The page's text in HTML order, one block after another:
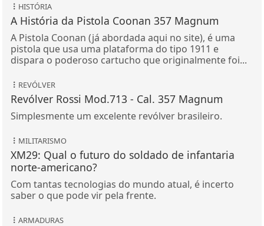
HISTÓRIA
A História da Pistola Coonan 357 Magnum
A Pistola Coonan (já abordada aqui no site), é uma
pistola que usa uma plataforma do tipo 1911 e
dispara o poderoso cartucho que originalmente foi...
REVÓLVER
Revólver Rossi Mod.713 - Cal. 357 Magnum
Simplesmente um excelente revólver brasileiro.
MILITARISMO
XM29: Qual o futuro do soldado de infantaria
norte-americano?
Com tantas tecnologias do mundo atual, é incerto
saber o que pode vir pela frente.
ARMADURAS